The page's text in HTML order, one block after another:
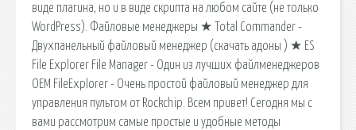
виде плагина, но и в виде скрипта на любом сайте (не только
WordPress). Файловые менеджеры ★ Total Commander -
Двухпанельный файловый менеджер (скачать адоны ) ★ ES
File Explorer File Manager - Один из лучших файлменеджеров
OEM FileExplorer - Очень простой файловый менеджер для
управления пультом от Rockchip. Всем привет! Сегодня мы с
вами рассмотрим самые простые и удобные методы